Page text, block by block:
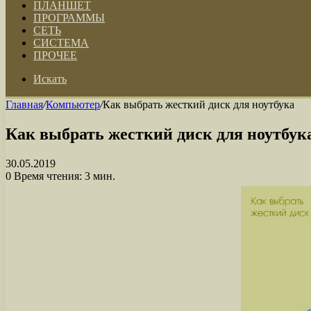
ПЛАНШЕТ
ПРОГРАММЫ
СЕТЬ
СИСТЕМА
ПРОЧЕЕ
Искать
Главная/Компьютер/Как выбрать жесткий диск для ноутбука
Как выбрать жесткий диск для
30.05.2019
0 Время чтения: 3 мин.